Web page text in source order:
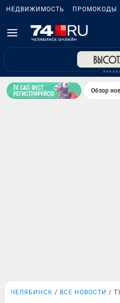
НЕДВИЖИМОСТЬ ПРОМОКОДЫ
Обзор
ЧЕЛЯБИНСК ВСЕ НОВОСТИ